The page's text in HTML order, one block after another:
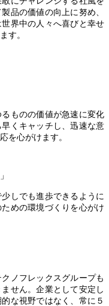
品の価値の向上に努め、
界中の人々へ喜びと幸せ
す。
ものの価値が急速に変化
くキャッチし、迅速な意
を心がけます。
しでも進歩できるように
めの環境づくりを心がけ
ノフレックスグループも
せん。企業として安定し
な視野ではなく、常に５